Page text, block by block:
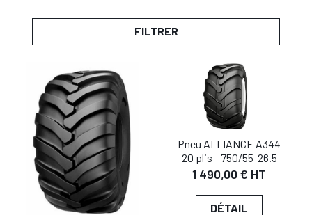
FILTRER
Pneu ALLIANCE A344
20 plis - 750/55-26.5
1 490,00 € HT
DÉTAIL